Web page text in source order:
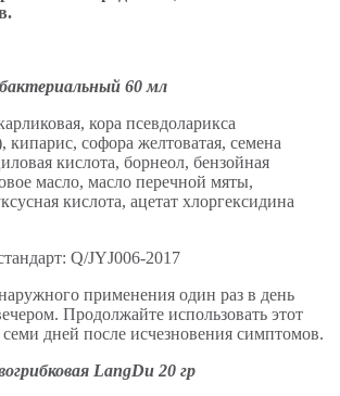
60 мл
кора псевдоларикса
софора желтоватая, семена
кислота, борнеол, бензойная
масло, масло перечной мяты,
кислота, ацетат хлоргексидина
Q/JYJ006-2017
применения один раз в день
Продолжайте использовать этот
дней после исчезновения симптомов.
LangDu 20 гр